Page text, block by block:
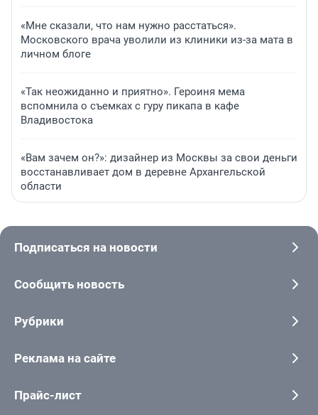
«Мне сказали, что нам нужно расстаться».
Московского врача уволили из клиники из-за мата в
личном блоге
«Так неожиданно и приятно». Героиня мема
вспомнила о съемках с гуру пикапа в кафе
Владивостока
«Вам зачем он?»: дизайнер из Москвы за свои деньги
восстанавливает дом в деревне Архангельской
области
Подписаться на новости
Сообщить новость
Рубрики
Реклама на сайте
Прайс-лист